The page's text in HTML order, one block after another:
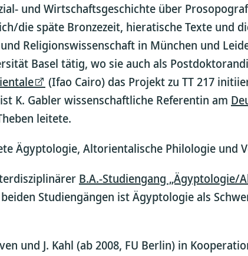
und Wirtschaftsgeschichte über
die späte Bronzezeit, hieratische Texte und
Religionswissenschaft in München und
Basel tätig, wo sie auch als
(Ifao Cairo) das Projekt zu TT 217
K. Gabler wissenschaftliche Referentin am
leitete.
Ägyptologie, Altorientalische Philologie
B.A.-Studiengang „Ägyptologie/
Studiengängen ist Ägyptologie als
und J. Kahl (ab 2008, FU Berlin) in